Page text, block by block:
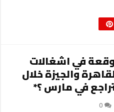
في اشغالات
والجيزة خلال
في مارس ؟*
0